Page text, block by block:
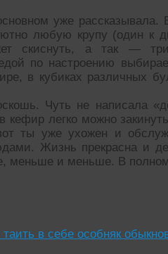
уже рассказывала.
любую крупу (один к
скиснуть, а так —
по настроению
в кубиках различных
Чуть не написала
легко можно
ты уже ухожен и
Жизнь прекрасна и
меньше и меньше. В
в себе особняк